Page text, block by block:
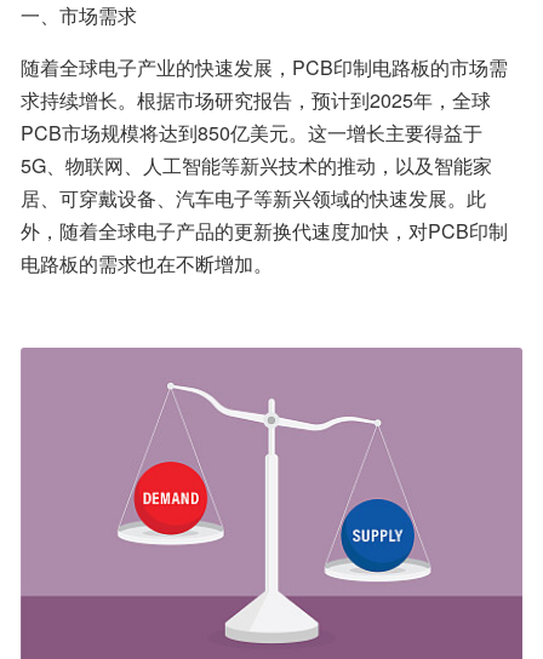
一、市场需求
随着全球电子产业的快速发展，PCB印制电路板的市场需
求持续增长。根据市场研究报告，预计到2025年，全球
PCB市场规模将达到850亿美元。这一增长主要得益于
5G、物联网、人工智能等新兴技术的推动，以及智能家
居、可穿戴设备、汽车电子等新兴领域的快速发展。此
外，随着全球电子产品的更新换代速度加快，对PCB印制
电路板的需求也在不断增加。